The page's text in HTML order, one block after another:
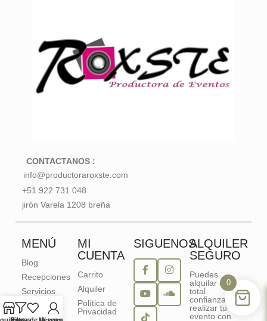
CONTACTANOS :
info@productoraroxste.com
+51 922 731 048
jirón Varela 1208 breña
MENÚ
Blog
Recepciones
Servicios
Paquetes
MI
CUENTA
Carrito
Alquiler
Política de
Privacidad
SIGUENOSALQUILER
SEGURO
Puedes
alquilar con
total
confianza,
realizar tu
evento con
0